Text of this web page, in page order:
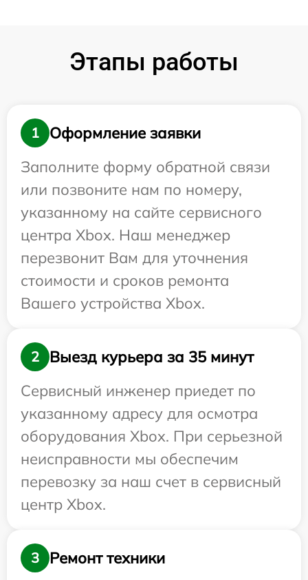
Этапы работы
1
Оформление заявки
Заполните форму обратной связи
или позвоните нам по номеру,
указанному на сайте сервисного
центра Xbox. Наш менеджер
перезвонит Вам для уточнения
стоимости и сроков ремонта
Вашего устройства Xbox.
2
Выезд курьера за 35 минут
Сервисный инженер приедет по
указанному адресу для осмотра
оборудования Xbox. При серьезной
неисправности мы обеспечим
перевозку за наш счет в сервисный
центр Xbox.
3 Ремонт техники